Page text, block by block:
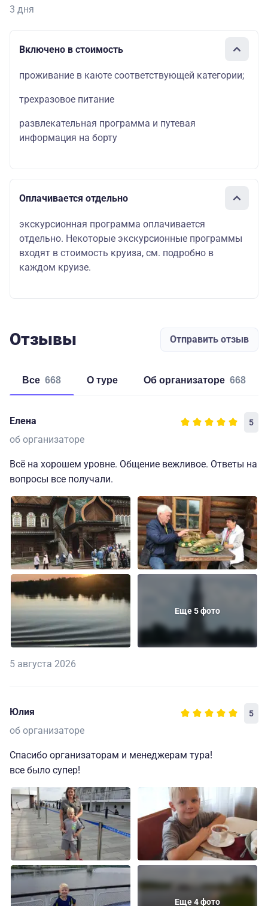
3 дня
Включено в стоимость
проживание в каюте соответствующей категории;
трехразовое питание
развлекательная программа и путевая
информация на борту
Оплачивается отдельно
экскурсионная программа оплачивается
отдельно. Некоторые экскурсионные программы
входят в стоимость круиза, см. подробно в
каждом круизе.
Отзывы Отправить отзыв
Все 668 о туре об организаторе 668
Елена 5
об организаторе
Всё на хорошем уровне. Общение вежливое. Ответы на
вопросы все получали.
Еще 5 фото
5 августа 2026
Юлия 5
об организаторе
Спасибо организаторам и менеджерам тура!
все было супер!
Еще 4 фото